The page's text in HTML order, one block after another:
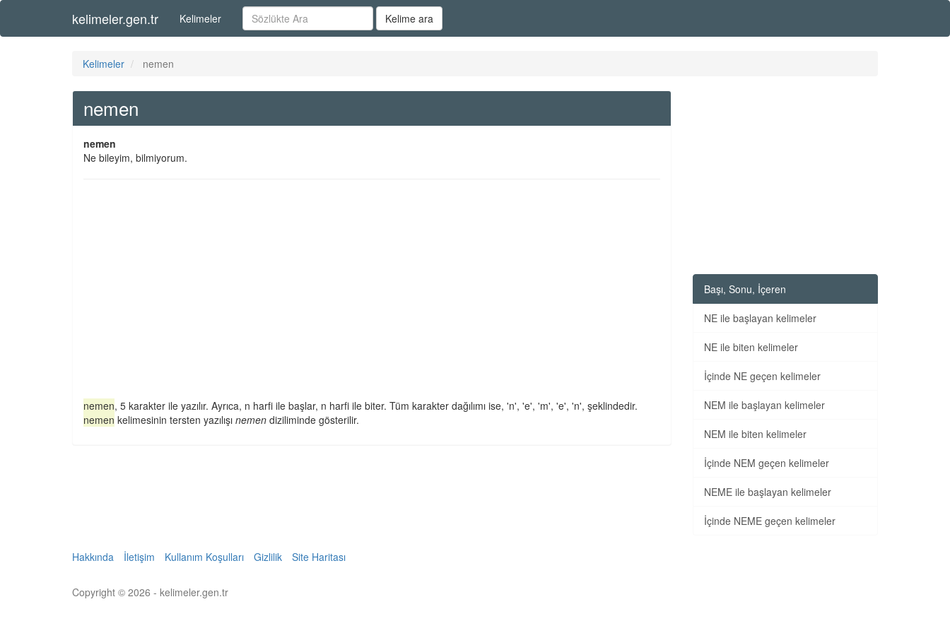
kelimeler.gen.tr Kelimeler Kelime ara
Kelimeler nemen
nemen
nemen
Ne bileyim, bilmiyorum.
nemen, 5 karakter ile yazılır. Ayrıca, n harfi ile başlar, n harfi ile biter. Tüm karakter dağılımı ise, 'n', 'e', 'm', 'e', 'n', şeklindedir.
nemen kelimesinin tersten yazılışı nemen diziliminde gösterilir.
Başı, Sonu, İçeren
NE ile başlayan kelimeler
NE ile biten kelimeler
İçinde NE geçen kelimeler
NEM ile başlayan kelimeler
NEM ile biten kelimeler
İçinde NEM geçen kelimeler
NEME ile başlayan kelimeler
İçinde NEME geçen kelimeler
Hakkında İletişim Kullanım Koşulları Gizlilik Site Haritası
Copyright © 2026 - kelimeler.gen.tr